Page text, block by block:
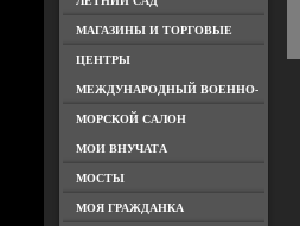
МАГАЗИНЫ И ТОРГОВЫЕ
ЦЕНТРЫ
МЕЖДУНАРОДНЫЙ ВОЕННО-
МОРСКОЙ САЛОН
МОИ ВНУЧАТА
МОСТЫ
МОЯ ГРАЖДАНКА